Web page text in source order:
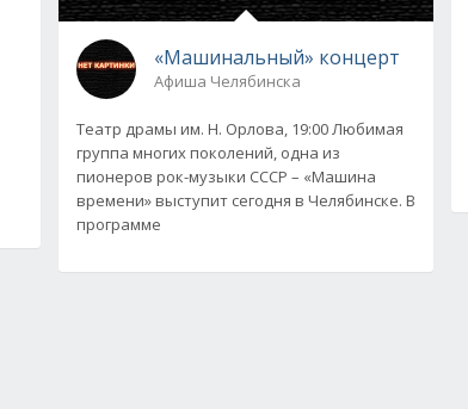
«Машинальный» концерт
Афиша Челябинска
Театр драмы им. Н. Орлова, 19:00 Любимая
группа многих поколений, одна из
пионеров рок-музыки СССР – «Машина
времени» выступит сегодня в Челябинске. В
программе